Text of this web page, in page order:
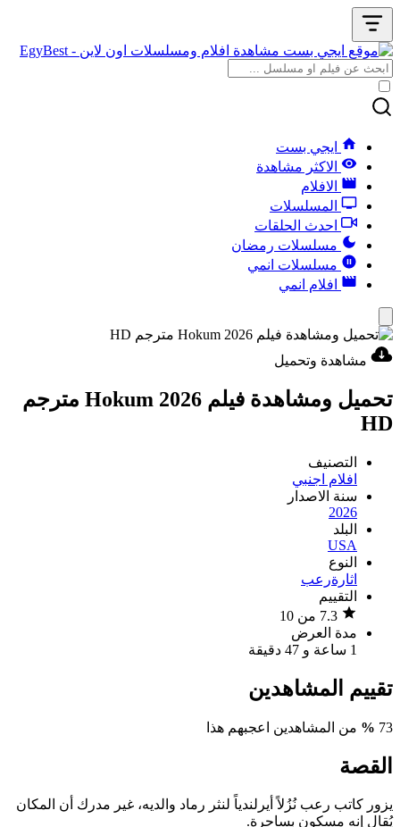
ايجي بست
الاكثر مشاهدة
الافلام
المسلسلات
احدث الحلقات
مسلسلات رمضان
مسلسلات انمي
افلام انمي
مشاهدة وتحميل
تحميل ومشاهدة فيلم Hokum 2026 مترجم
HD
التصنيف
افلام اجنبي
سنة الاصدار
2026
البلد
USA
النوع
اثارةرعب
التقييم
مدة العرض
1 ساعة و 47 دقيقة
تقييم المشاهدين
73
% من المشاهدين اعجبهم هذا
القصة
يزور كاتب رعب نُزُلاً أيرلندياً لنثر رماد والديه، غير مدرك أن المكان
يُقال إنه مسكون بساحرة.